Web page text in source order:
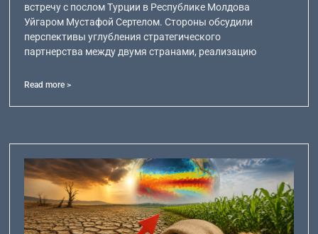
встречу с послом Турции в Республике Молдова
Уйгаром Мустафой Сертелом. Стороны обсудили
перспективы углубления стратегического
партнерства между двумя странами, реализацию
Read more >